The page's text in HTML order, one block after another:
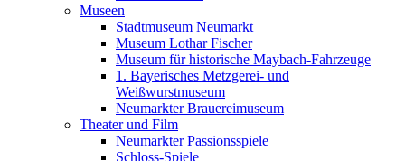
Museen
Stadtmuseum Neumarkt
Museum Lothar Fischer
Museum für historische Maybach-Fahrzeuge
1. Bayerisches Metzgerei- und
Weißwurstmuseum
Neumarkter Brauereimuseum
Theater und Film
Neumarkter Passionsspiele
Schloss-Spiele